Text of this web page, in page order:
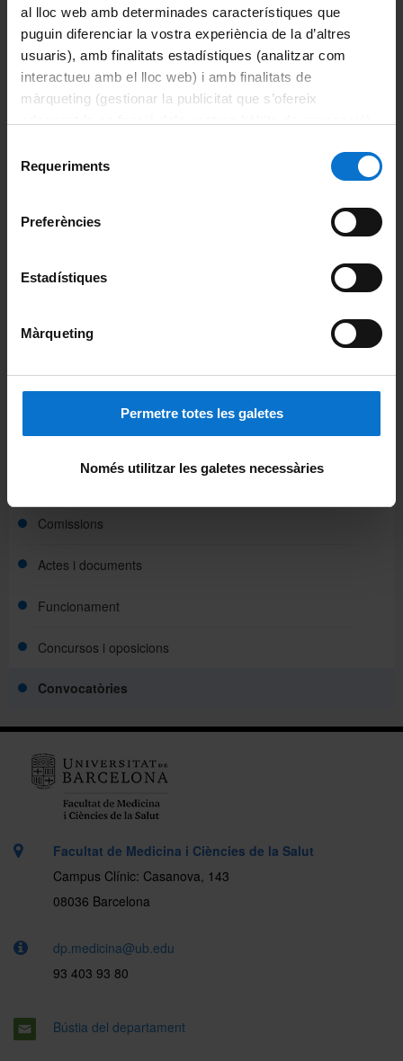
al lloc web amb determinades característiques que
puguin diferenciar la vostra experiència de la d’altres
usuaris), amb finalitats estadístiques (analitzar com
interactueu amb el lloc web) i amb finalitats de
màrqueting (gestionar la publicitat que s’ofereix
consultar laPolítica de galetes del lloc web de la
Requeriments
Preferències
Estadístiques
Màrqueting
Permetre totes les galetes
Només utilitzar les galetes necessàries
Comissions
Actes i documents
Funcionament
Concursos i oposicions
Convocatòries
Aula 2. Campus Clínic (1a planta)
Avís | Tue Nov 29 01:00:00 CET 2016
Convocatòria: 14.50 primera convocatòria i 15.00 segona
convocatòria
Aula 2. Campus Clínic (1a planta)
Portal d'estudiants
Intranet UB (PDI i PTGAS)
Web de la Facultat
Facultat de Medicina i Ciències de la Salut
Campus Clínic: Casanova, 143
08036 Barcelona
dp.medicina@ub.edu
93 403 93 80
Bústia del departament